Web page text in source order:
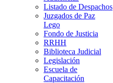
Listado de Despachos
Juzgados de Paz
Lego
Fondo de Justicia
RRHH
Biblioteca Judicial
Legislación
Escuela de
Capacitación